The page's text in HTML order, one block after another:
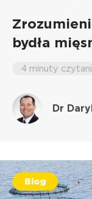
bydła
4 minuty
Dr
Blog